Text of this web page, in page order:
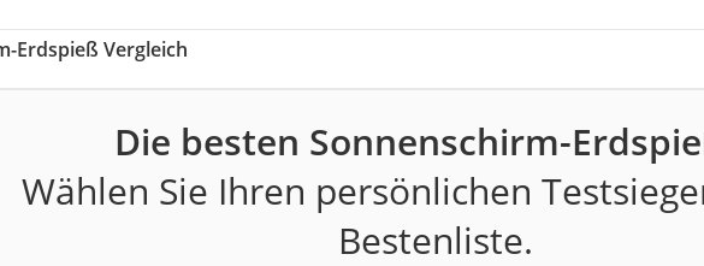
Erdspieß Vergleich
Die besten Sonnenschirm-
Wählen Sie Ihren persönlichen
Bestenliste.